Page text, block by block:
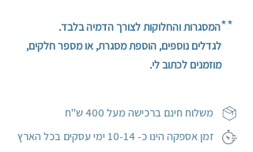
התמונה מודפסת על קנבס איכותי ומתוחה על
מסגרת עץ.
ההדפסה ממשיכה על הפאות (הצדדים) בעיטוף
**המסגרות והחלוקות לצורך הדמיה בלבד.
לגדלים נוספים, הוספת מסגרת, או מספר חלקים,
מוזמנים לכתוב לי.
משלוח חינם ברכישה מעל 400 ש"ח
זמן אספקה הינו כ- 10-14 ימי עסקים בכל הארץ